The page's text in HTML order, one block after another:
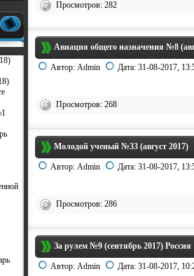
Просмотров: 282
Авиация общего назначения №8
Автор:Admin Дата:31-08-2017,
Просмотров: 268
Молодой ученый №33 (август 2017)
Автор:Admin Дата:31-08-2017,
Просмотров: 286
За рулем №9 (сентябрь 2017) Россия
Автор:Admin Дата:31-08-2017,